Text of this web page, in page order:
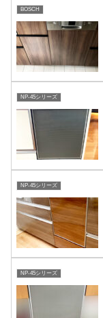
BOSCH
NP-45シリーズ
NP-45シリーズ
NP-45シリーズ